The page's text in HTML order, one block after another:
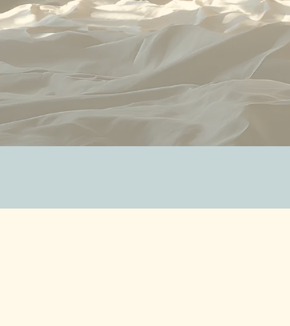
ZUBEHÖR
ÜBER UNS